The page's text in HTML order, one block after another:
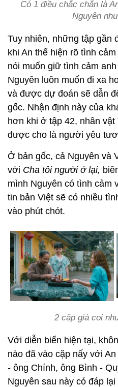
Có 1 điều chắc chắn là
Nguyên
Tuy nhiên, những tập gần
khi An thể hiện rõ tình
nói muốn giữ tình cảm
Nguyên luôn muốn đi xa
và được dự đoán sẽ dẫn
gốc. Nhận định này của
hơn khi ở tập 42, nhân vật
được cho là người yêu
Ở bản gốc, cả Nguyên và
với Cha tôi người ở lại,
mình Nguyên có tình cảm
tin bản Việt sẽ có nhiều
vào phút chót.
2 cặp già coi
Với diễn biến hiện tại,
nào đã vào cặp nấy với
- ông Chính, ông Bình -
Nguyên sau này có đáp